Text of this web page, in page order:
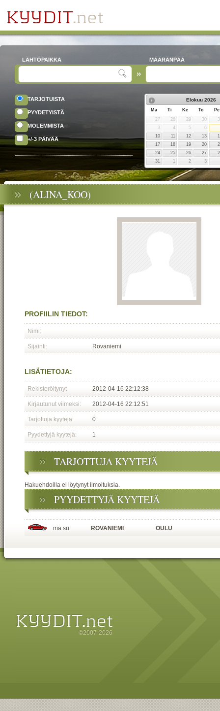
LÄHTÖPAIKKA MÄÄRÄNPÄÄ
TARJOTUISTA
PYYDETYISTÄ
MOLEMMISTA
+/-3 PÄIVÄÄ
Elokuu 2026
Ma Ti Ke To
Pe
27
28 29 30
3
4 5
6
10
11 12 13
17
18 19 20
24
25 26 27
31
1 2 3
(ALINA_KOO)
PROFIILIN TIEDOT:
Nimi:
Sijainti: Rovaniemi
LISÄTIETOJA:
Rekisteröitynyt 2012-04-16 22:12:38
Kirjautunut viimeksi: 2012-04-16 22:12:51
Tarjottuja kyytejä: 0
Pyydettyjä kyytejä: 1
TARJOTTUJA KYYTEJÄ
Hakuehdoilla ei löytynyt ilmoituksia.
PYYDETTYJÄ KYYTEJÄ
ma su ROVANIEMI OULU
©2007-2026